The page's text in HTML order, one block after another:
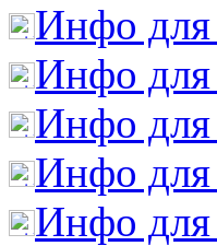
Инфо для
Инфо для
Инфо для
Инфо для
Инфо для